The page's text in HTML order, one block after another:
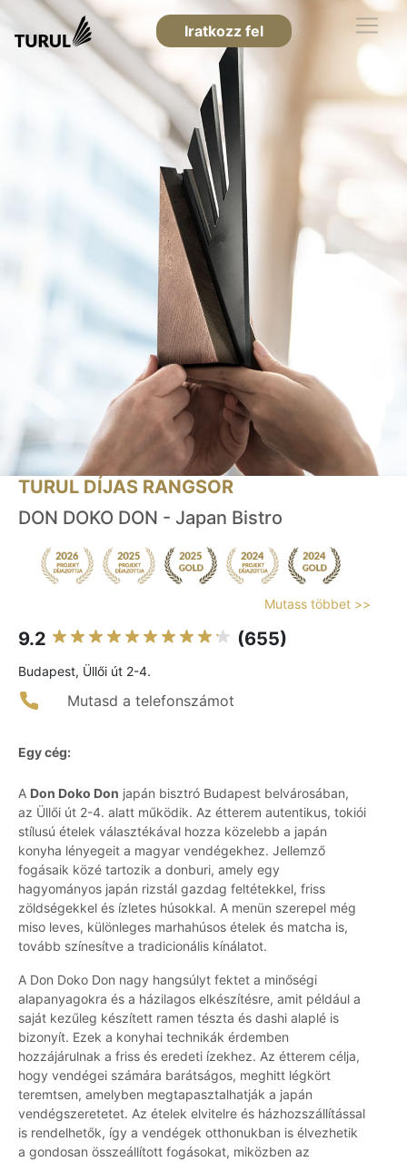
Iratkozz fel
TURUL DÍJAS RANGSOR
DON DOKO DON - Japan Bistro
Mutass többet >>
9.2 (655)
Budapest, Üllői út 2-4.
Mutasd a telefonszámot
Egy cég:
A Don Doko Don japán bisztró Budapest belvárosában,
az Üllői út 2-4. alatt működik. Az étterem autentikus, tokiói
stílusú ételek választékával hozza közelebb a japán
konyha lényegeit a magyar vendégekhez. Jellemző
fogásaik közé tartozik a donburi, amely egy
hagyományos japán rizstál gazdag feltétekkel, friss
zöldségekkel és ízletes húsokkal. A menün szerepel még
miso leves, különleges marhahúsos ételek és matcha is,
tovább színesítve a tradicionális kínálatot.
A Don Doko Don nagy hangsúlyt fektet a minőségi
alapanyagokra és a házilagos elkészítésre, amit például a
saját kezűleg készített ramen tészta és dashi alaplé is
bizonyít. Ezek a konyhai technikák érdemben
hozzájárulnak a friss és eredeti ízekhez. Az étterem célja,
hogy vendégei számára barátságos, meghitt légkört
teremtsen, amelyben megtapasztalhatják a japán
vendégszeretetet. Az ételek elvitelre és házhozszállítással
is rendelhetők, így a vendégek otthonukban is élvezhetik
a gondosan összeállított fogásokat, miközben az